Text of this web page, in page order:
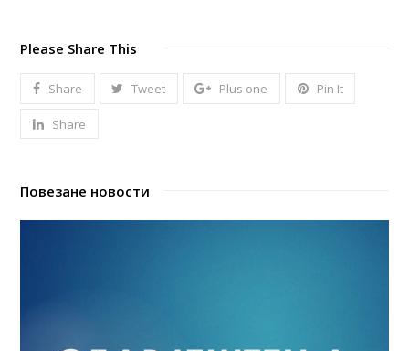
Please Share This
Share Tweet Plus one Pin It
Share
Повезане новости